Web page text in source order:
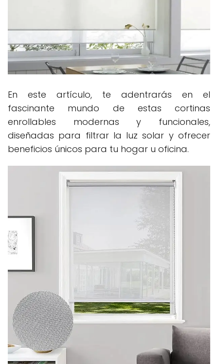
En este artículo, te adentrarás en el
fascinante mundo de estas cortinas
enrollables modernas y funcionales,
diseñadas para filtrar la luz solar y ofrecer
beneficios únicos para tu hogar u oficina.